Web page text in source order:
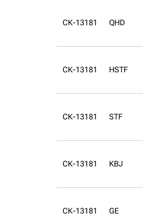
СК-13181 QHD
СК-13181 HSTF
СК-13181 STF
СК-13181 KBJ
СК-13181 GE